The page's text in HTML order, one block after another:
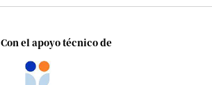
Con el apoyo técnico de